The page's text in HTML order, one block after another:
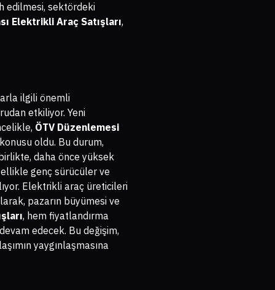
edilmesi, sektördeki
Elektrikli Araç Satışları,
ilgili önemli
etkiliyor. Yeni
ÖTV Düzenlemesi
oldu. Bu durum,
daha önce yüksek
genç sürücüler ve
Elektrikli araç üreticileri
pazarın büyümesi ve
, hem fiyatlandırma
edecek. Bu değişim,
yaygınlaşmasına